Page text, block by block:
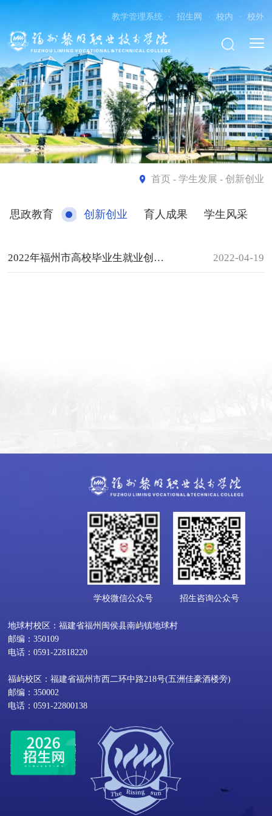
教学管理系统 · 招生网 · 校内 · 校外
首页- 学生发展 - 创新创业
思政教育 创新创业 育人成果 学生风采
2022年福州市高校毕业生就业创业政策（创业） 2022-04-19
学校微信公众号 招生咨询公众号
地球村校区：福建省福州闽侯县南屿镇地球村
邮编：350109
电话：0591-22818220
福屿校区：福建省福州市西二环中路218号(五洲佳豪酒楼旁)
邮编：350002
电话：0591-22800138